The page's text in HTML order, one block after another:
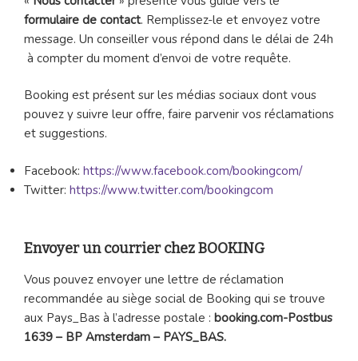
formulaire de contact. Remplissez-le et envoyez votre
message. Un conseiller vous répond dans le délai de 24h
à compter du moment d’envoi de votre requête.
Booking est présent sur les médias sociaux dont vous
pouvez y suivre leur offre, faire parvenir vos réclamations
et suggestions.
Facebook: https://www.facebook.com/bookingcom/
Twitter: https://www.twitter.com/bookingcom
Envoyer un courrier chez BOOKING
Vous pouvez envoyer une lettre de réclamation
recommandée au siège social de Booking qui se trouve
aux Pays_Bas à l’adresse postale : booking.com-Postbus
1639 – BP Amsterdam – PAYS_BAS.